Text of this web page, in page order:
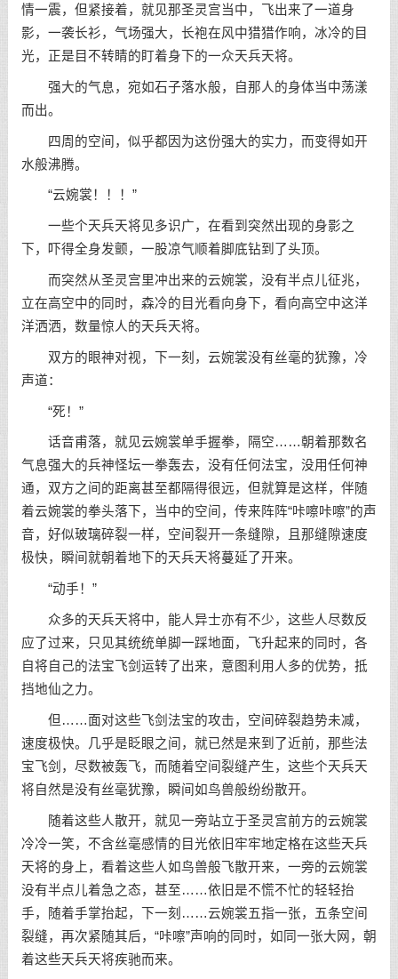
情一震，但紧接着，就见那圣灵宫当中，飞出来了一道身
影，一袭长衫，气场强大，长袍在风中猎猎作响，冰冷的目
光，正是目不转睛的盯着身下的一众天兵天将。
强大的气息，宛如石子落水般，自那人的身体当中荡漾
而出。
四周的空间，似乎都因为这份强大的实力，而变得如开
水般沸腾。
“云婉裳！！！”
一些个天兵天将见多识广，在看到突然出现的身影之
下，吓得全身发颤，一股凉气顺着脚底钻到了头顶。
而突然从圣灵宫里冲出来的云婉裳，没有半点儿征兆，
立在高空中的同时，森冷的目光看向身下，看向高空中这洋
洋洒洒，数量惊人的天兵天将。
双方的眼神对视，下一刻，云婉裳没有丝毫的犹豫，冷
声道：
“死！”
话音甫落，就见云婉裳单手握拳，隔空……朝着那数名
气息强大的兵神怪坛一拳轰去，没有任何法宝，没用任何神
通，双方之间的距离甚至都隔得很远，但就算是这样，伴随
着云婉裳的拳头落下，当中的空间，传来阵阵“咔嚓咔嚓”的声
音，好似玻璃碎裂一样，空间裂开一条缝隙，且那缝隙速度
极快，瞬间就朝着地下的天兵天将蔓延了开来。
“动手！”
众多的天兵天将中，能人异士亦有不少，这些人尽数反
应了过来，只见其统统单脚一踩地面，飞升起来的同时，各
自将自己的法宝飞剑运转了出来，意图利用人多的优势，抵
挡地仙之力。
但……面对这些飞剑法宝的攻击，空间碎裂趋势未减，
速度极快。几乎是眨眼之间，就已然是来到了近前，那些法
宝飞剑，尽数被轰飞，而随着空间裂缝产生，这些个天兵天
将自然是没有丝毫犹豫，瞬间如鸟兽般纷纷散开。
随着这些人散开，就见一旁站立于圣灵宫前方的云婉裳
冷冷一笑，不含丝毫感情的目光依旧牢牢地定格在这些天兵
天将的身上，看着这些人如鸟兽般飞散开来，一旁的云婉裳
没有半点儿着急之态，甚至……依旧是不慌不忙的轻轻抬
手，随着手掌抬起，下一刻……云婉裳五指一张，五条空间
裂缝，再次紧随其后，“咔嚓”声响的同时，如同一张大网，朝
着这些天兵天将疾驰而来。